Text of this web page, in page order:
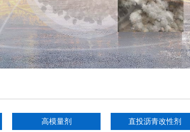
高模量剂 直投沥青改性剂